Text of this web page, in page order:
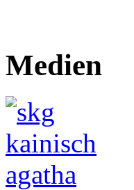
Medien